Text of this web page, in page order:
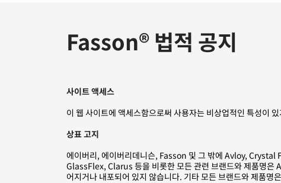
Fasson® 법적 공지
사이트 액세스
이 웹 사이트에 액세스함으로써 사용자는 비상업적인 특성이
상표 고지
에이버리, 에이버리데니슨, Fasson 및 그 밖에 Avloy,
GlassFlex, Clarus 등을 비롯한 모든 관련 브랜드와 제품명
어지거나 내포되어 있지 않습니다. 기타 모든 브랜드와 제품명